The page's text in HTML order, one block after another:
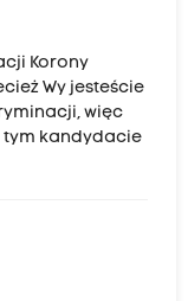
Korony
Wy jesteście
więc
tym kandydacie